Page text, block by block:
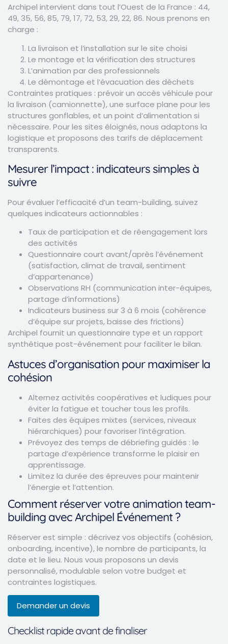
Archipel intervient dans tout l’Ouest de la France : 44,
49, 35, 56, 85, 79, 17, 72, 53, 29, 22, 86. Nous prenons en
charge :
La livraison et l’installation sur le site choisi
Le montage et la vérification des structures
L’animation par des professionnels
Le démontage et l’évacuation des déchets
Contraintes pratiques : prévoir un accès véhicule pour
la livraison (camionnette), une surface plane pour les
structures gonflables, et un point d’alimentation si
nécessaire. Pour les sites éloignés, nous adaptons la
logistique et proposons des tarifs de déplacement
transparents.
Mesurer l’impact : indicateurs simples à
suivre
Pour évaluer l’efficacité d’un team-building, suivez
quelques indicateurs actionnables :
Taux de participation et de réengagement lors
des activités
Questionnaire court avant/après l’événement
(satisfaction, climat de travail, sentiment
d’appartenance)
Observations RH (communication inter-équipes,
partage d’informations)
Indicateurs business sur 3 à 6 mois (cohérence
d’équipe sur projets, baisse des frictions)
Archipel fournit un questionnaire type et un rapport
synthétique post-événement pour faciliter le bilan.
Astuces d’organisation pour maximiser la
cohésion
Alternez activités coopératives et ludiques pour
éviter la fatigue et toucher tous les profils.
Faites des équipes mixtes (services, niveaux
hiérarchiques) pour favoriser l’intégration.
Prévoyez des temps de débriefing guidés : le
partage d’expérience transforme le plaisir en
apprentissage.
Limitez la durée des épreuves pour maintenir
l’énergie et l’attention.
Comment réserver votre animation team-
building avec Archipel Événement ?
Réserver est simple : décrivez vos objectifs (cohésion,
onboarding, incentive), le nombre de participants, la
date et le lieu. Nous vous proposons un devis
personnalisé, modulable selon votre budget et
contraintes logistiques.
Demander un devis
Checklist rapide avant de finaliser